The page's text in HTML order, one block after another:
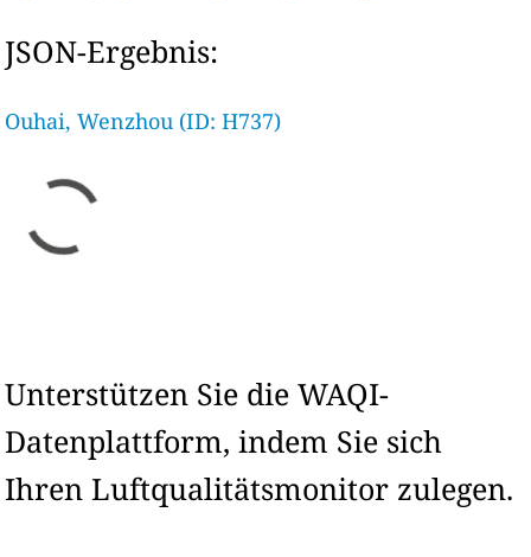
JSON-Ergebnis:
Ouhai, Wenzhou (ID: H737)
Unterstützen Sie die WAQI-
Datenplattform, indem Sie sich
Ihren Luftqualitätsmonitor zulegen.